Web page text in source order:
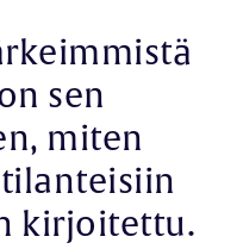
sen
miten
kirjoitettu.